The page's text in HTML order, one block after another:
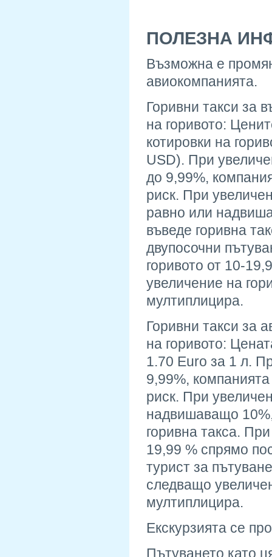
ПОЛЕЗНА
Възможна е
авиокомпанията.
Горивни такси за
на горивото:
котировки на
USD). При
до 9,99%,
риск. При
равно или
въведе горивна
двупосочни
горивото от 10-
увеличение на
мултиплицира.
Горивни такси за
на горивото:
1.70 Euro за 1 л.
9,99%,
риск. При
надвишаващо
горивна такса.
19,99 % спрямо
турист за
следващо
мултиплицира.
Екскурзията се
Пътуването като